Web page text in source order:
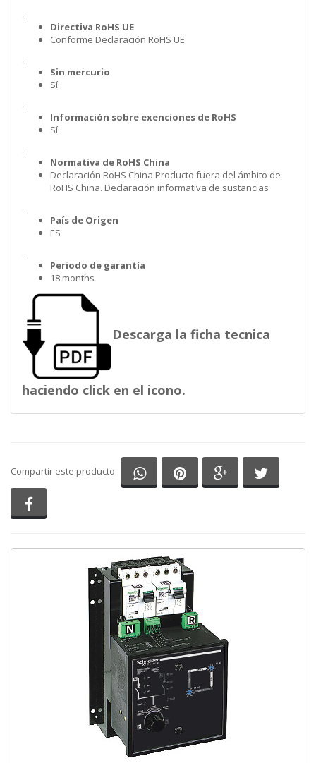
.
Directiva RoHS UE
Conforme Declaración RoHS UE
.
Sin mercurio
Sí
.
Información sobre exenciones de RoHS
Sí
.
Normativa de RoHS China
Declaración RoHS China Producto fuera del ámbito de
RoHS China. Declaración informativa de sustancias
.
País de Origen
ES
.
Periodo de garantía
18 months
Descarga la ficha tecnica
haciendo click en el icono.
Compartir este producto Compartir en Whatsapp
Compartir en Pinterest
Compartir en